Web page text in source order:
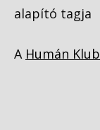
alapító tagja
A Humán Klub